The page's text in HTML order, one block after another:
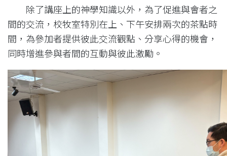
除了講座上的神學知識以外，為了促進與會者之
間的交流，校牧室特別在上、下午安排兩次的茶點時
間，為參加者提供彼此交流觀點、分享心得的機會，
同時增進參與者間的互動與彼此激勵。